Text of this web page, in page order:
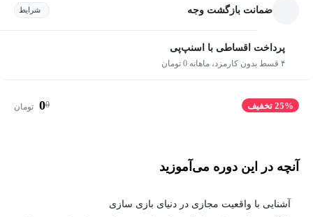
ضمانت بازگشت وجه شرایط
پرداخت اقساطی با اسنپ‌پی
۴ قسط بدون کارمزد، ماهانه 0 تومان
25% تخفیف 0
0 تومان
آنچه در این دوره می‌آموزید
آشنایی با واقعیت مجازی در دنیای بازی سازی